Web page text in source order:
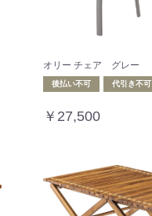
オリー チェア グレー
後払い不可 代引き不可
￥27,500